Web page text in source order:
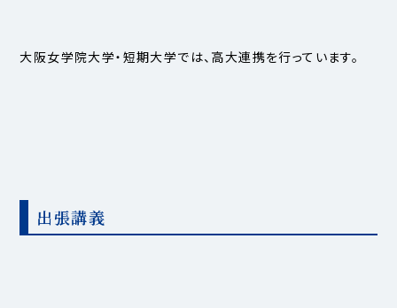
大阪女学院大学・短期大学では、高大連携を行っています。
出張講義